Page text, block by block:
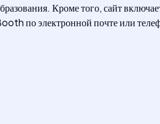
Кроме того, сайт
по электронной почте или